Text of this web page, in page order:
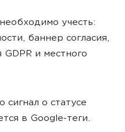
учесть:
баннер согласия,
и местного
сигнал о статусе
в Google-теги.